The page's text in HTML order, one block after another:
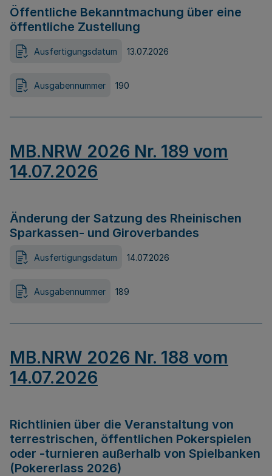
Öffentliche Bekanntmachung über eine
öffentliche Zustellung
Ausfertigungsdatum 13.07.2026
Ausgabennummer 190
MB.NRW 2026 Nr. 189 vom
14.07.2026
Änderung der Satzung des Rheinischen
Sparkassen- und Giroverbandes
Ausfertigungsdatum 14.07.2026
Ausgabennummer 189
MB.NRW 2026 Nr. 188 vom
14.07.2026
Richtlinien über die Veranstaltung von
terrestrischen, öffentlichen Pokerspielen
oder -turnieren außerhalb von Spielbanken
(Pokererlass 2026)